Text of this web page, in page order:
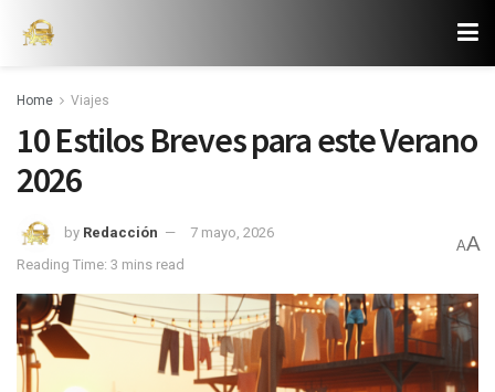
Home Viajes
10 Estilos Breves para este Verano
2026
by Redacción
7 mayo, 2026
Reading Time: 3 mins read
AA